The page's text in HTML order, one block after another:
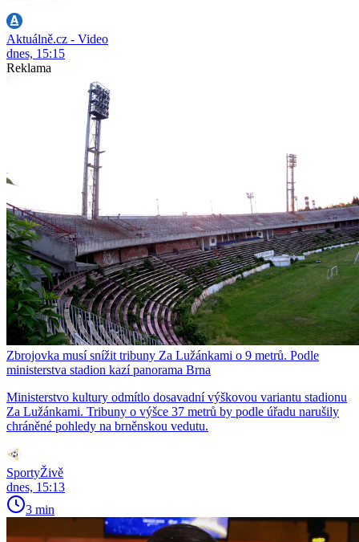
Aktuálně.cz - Video
dnes, 15:15
Reklama
Zbrojovka musí snížit tribuny Za Lužánkami o 9 metrů. Podle
ministerstva stadion kazí panorama Brna
Ministerstvo kultury odmítlo dosavadní výškovou variantu stadionu
Za Lužánkami. Tribuny o výšce 37 metrů by podle úřadu narušily
chráněné pohledy na brněnskou vedutu.
SportyŽivě
dnes, 15:13
3 min